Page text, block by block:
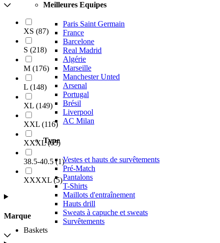
Meilleures Equipes
Paris Saint Germain
France
Barcelone
Real Madrid
Algérie
Marseille
Manchester Unted
Arsenal
Portugal
Brésil
Liverpool
AC Milan
Type
Vestes et hauts de survêtements
Pré-Match
Pantalons
T-Shirts
Maillots d'entraînement
Hauts drill
Sweats à capuche et sweats
Survêtements
Baskets
XS (87)
S (218)
M (176)
L (148)
XL (149)
XXL (116)
XXXL (65)
38.5-40.5 (1)
XXXXL (5)
Marque